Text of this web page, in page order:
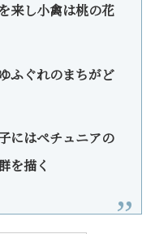
来し小禽は桃の花
ふぐれのまちがど
にはペチュニアの
を描く